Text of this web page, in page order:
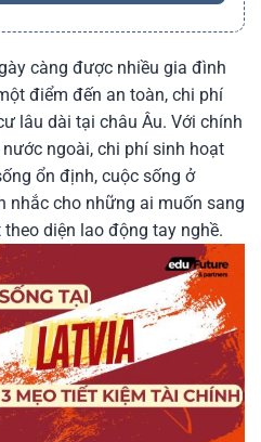
càng được nhiều gia đình
điểm đến an toàn, chi phí
lâu dài tại châu Âu. Với chính
ngoài, chi phí sinh hoạt
ổn định, cuộc sống ở
nhắc cho những ai muốn sang
diện lao động tay nghề.